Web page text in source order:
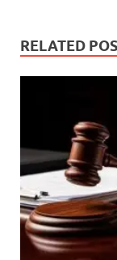
o
k
RELATED